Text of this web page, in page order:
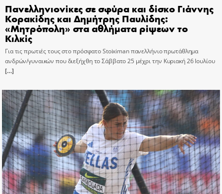
Πανελληνιονίκες σε σφύρα και δίσκο Γιάννης
Κορακίδης και Δημήτρης Παυλίδης:
«Μητρόπολη» στα αθλήματα ρίψεων το
Κιλκίς
Για τις πρωτιές τους στο πρόσφατο Stoiximan πανελλήνιο πρωτάθλημα
ανδρών/γυναικών που διεξήχθη το Σάββατο 25 μέχρι την Κυριακή 26 Ιουλίου
[…]